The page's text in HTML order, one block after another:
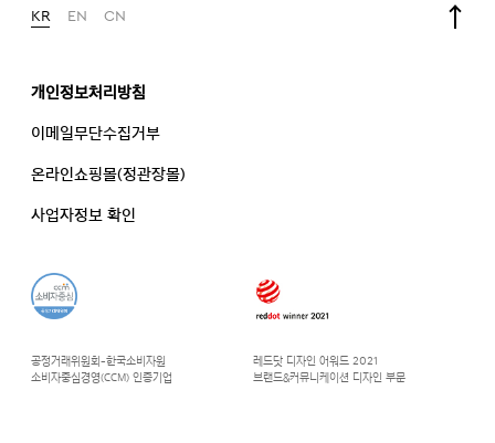
KR EN CN
공정거래위원회-한국소비자원
소비자중심경영(CCM) 인증기업
레드닷 디자인 어워드 2021
브랜드&커뮤니케이션 디자인 부문
개인정보처리방침
이메일무단수집거부
온라인쇼핑몰(정관장몰)
사업자정보 확인